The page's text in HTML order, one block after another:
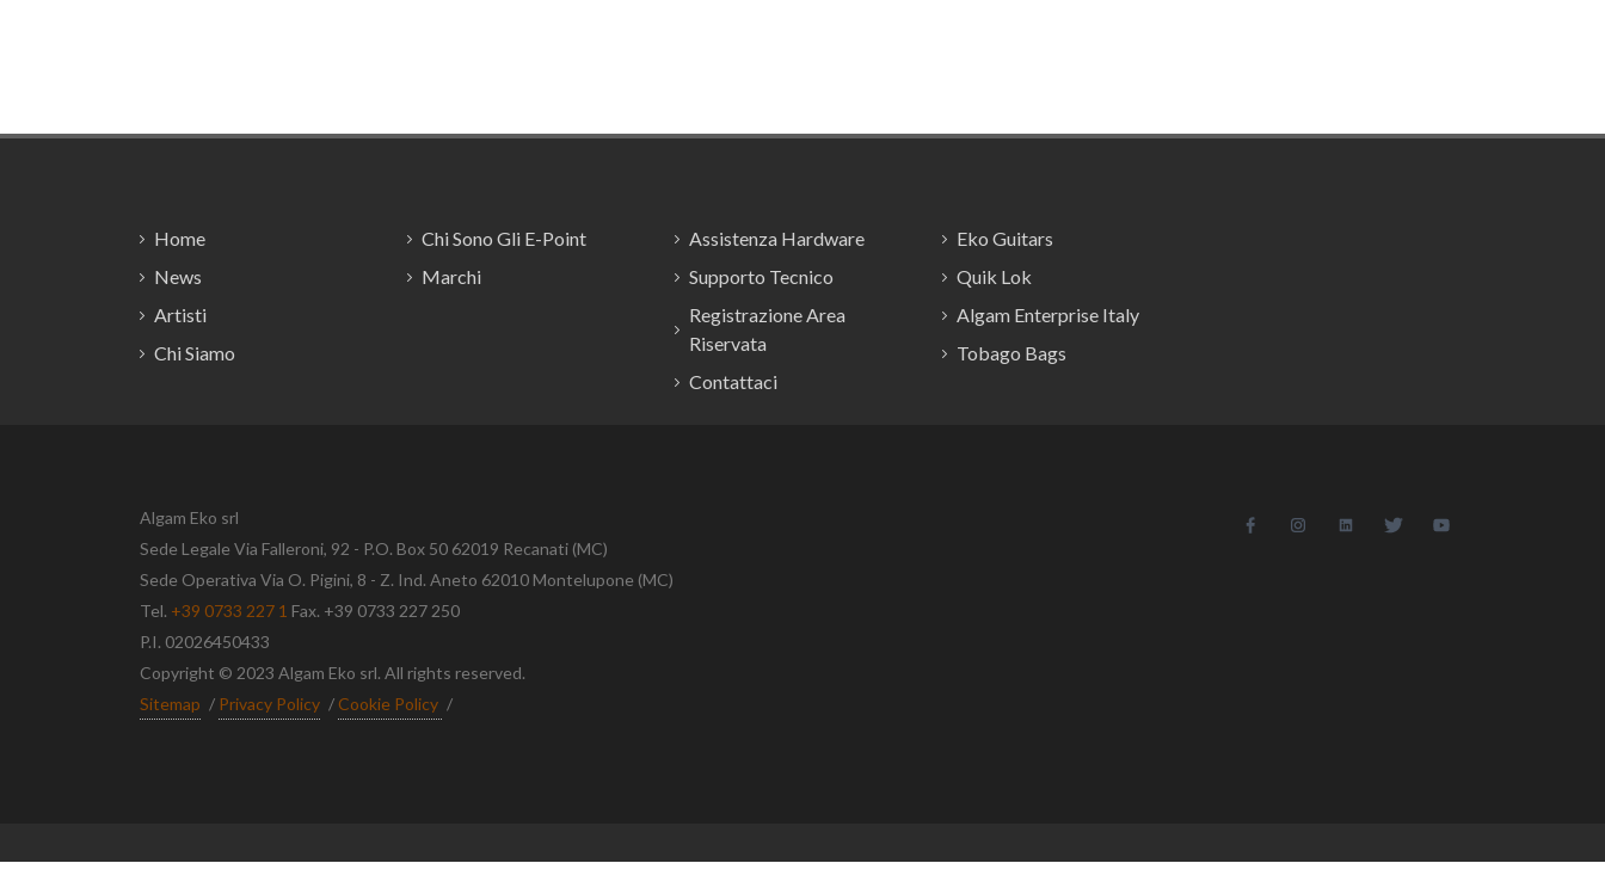
Home
News
Artisti
Chi Siamo
Chi Sono Gli E-Point
Marchi
Assistenza Hardware
Supporto Tecnico
Registrazione Area
Riservata
Contattaci
Eko Guitars
Quik Lok
Algam Enterprise Italy
Tobago Bags
Algam Eko srl
Sede Legale Via Falleroni, 92 - P.O. Box 50 62019 Recanati (MC)
Sede Operativa Via O. Pigini, 8 - Z. Ind. Aneto 62010 Montelupone (MC)
Tel. +39 0733 227 1 Fax. +39 0733 227 250
P.I. 02026450433
Copyright © 2023 Algam Eko srl. All rights reserved.
Sitemap / Privacy Policy / Cookie Policy /